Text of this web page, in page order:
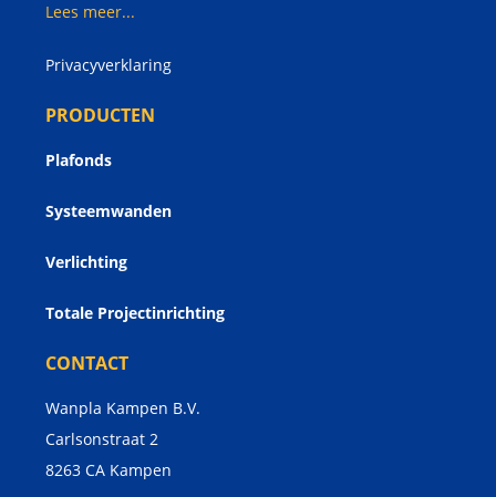
Lees meer...
Privacyverklaring
PRODUCTEN
Plafonds
Systeemwanden
Verlichting
Totale Projectinrichting
CONTACT
Wanpla Kampen B.V.
Carlsonstraat 2
8263 CA Kampen